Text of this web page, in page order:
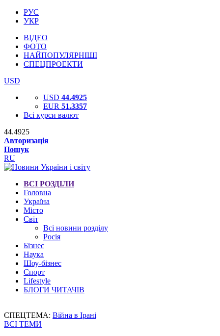
РУС
УКР
ВІДЕО
ФОТО
НАЙПОПУЛЯРНІШІ
СПЕЦПРОЕКТИ
USD
USD 44.4925
EUR 51.3357
Всі курси валют
44.4925
Авторизація
Пошук
RU
ВСІ РОЗДІЛИ
Головна
Україна
Місто
Світ
Всі новини розділу
Росія
Бізнес
Наука
Шоу-бізнес
Спорт
Lifestyle
БЛОГИ ЧИТАЧІВ
СПЕЦТЕМА: Війна в Ірані
ВСІ ТЕМИ